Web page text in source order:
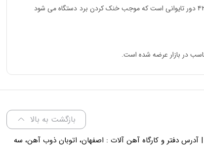
با دستگاه کار می کنید و گرم می شود به صورت خودکار قطع شود و آسیبی به کاربر یا دستگاه وارد نشود. این دستگاه جوشکاری مجهز به فن ۴۲۰۰ دور تایوانی است که موجب خنک کردن برد دستگاه می شود
بازگشت به بالا
شما هستیم. | آدرس دفتر و کارگاه آهن آلات : اصفهان، اتوبان ذوب آهن، سه